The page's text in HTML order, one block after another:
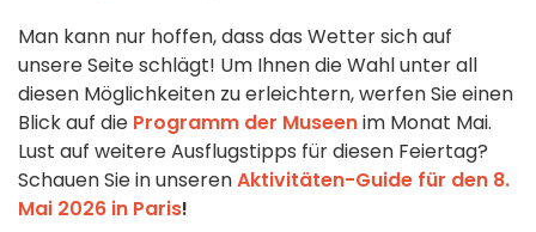
Man kann nur hoffen, dass das Wetter sich auf
unsere Seite schlägt! Um Ihnen die Wahl unter all
diesen Möglichkeiten zu erleichtern, werfen Sie einen
Blick auf die Programm der Museenim Monat Mai.
Lust auf weitere Ausflugstipps für diesen Feiertag?
Schauen Sie in unserenAktivitäten-Guide für den 8.
Mai 2026 in Paris!